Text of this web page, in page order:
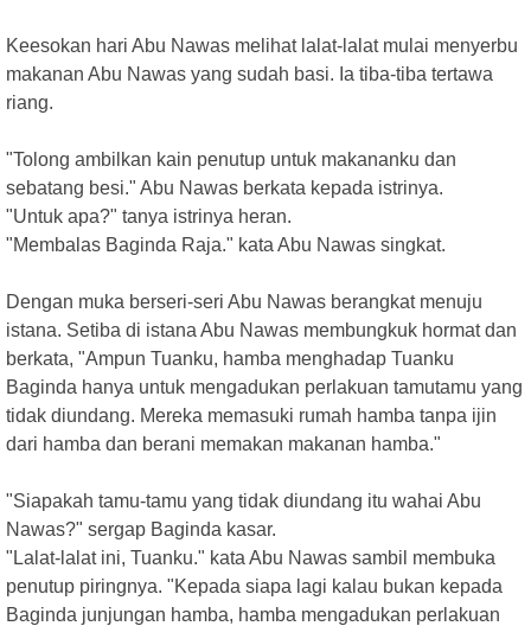
Keesokan hari Abu Nawas melihat lalat-lalat mulai menyerbu
makanan Abu Nawas yang sudah basi. Ia tiba-tiba tertawa
riang.
"Tolong ambilkan kain penutup untuk makananku dan
sebatang besi." Abu Nawas berkata kepada istrinya.
"Untuk apa?" tanya istrinya heran.
"Membalas Baginda Raja." kata Abu Nawas singkat.
Dengan muka berseri-seri Abu Nawas berangkat menuju
istana. Setiba di istana Abu Nawas membungkuk hormat dan
berkata, "Ampun Tuanku, hamba menghadap Tuanku
Baginda hanya untuk mengadukan perlakuan tamutamu yang
tidak diundang. Mereka memasuki rumah hamba tanpa ijin
dari hamba dan berani memakan makanan hamba."
"Siapakah tamu-tamu yang tidak diundang itu wahai Abu
Nawas?" sergap Baginda kasar.
"Lalat-lalat ini, Tuanku." kata Abu Nawas sambil membuka
penutup piringnya. "Kepada siapa lagi kalau bukan kepada
Baginda junjungan hamba, hamba mengadukan perlakuan